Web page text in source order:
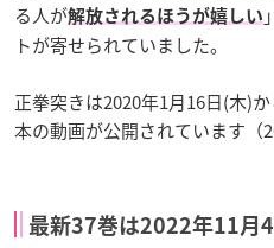
る人が解放されるほうが嬉しい
トが寄せられていました。
正拳突きは2020年1月16日(木)
本の動画が公開されています（
最新37巻は2022年11月